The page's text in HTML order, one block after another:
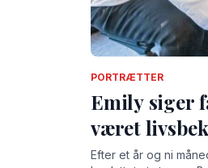
PORTRÆTTER
Emily siger
været
Efter et år og ni